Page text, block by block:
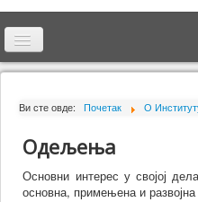
Почетна
О Институту
Пројекти
Издаваштво
Ви сте овде: Почетак О
Одељења
Основни интерес у својој
основна, примењена и